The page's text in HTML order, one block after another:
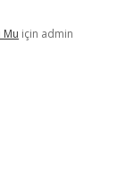
için admin